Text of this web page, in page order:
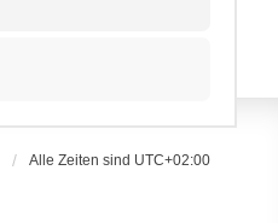
Alle Zeiten sind UTC+02:00